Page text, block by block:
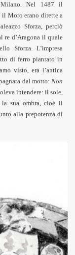
Nel 1487 il
Moro erano dirette a
Sforza, perciò
re d’Aragona il quale
Sforza. L’impresa
di ferro piantato in
visto, era l’antica
dal motto: Non
intendere: il sole,
sua ombra, cioè il
alla prepotenza di